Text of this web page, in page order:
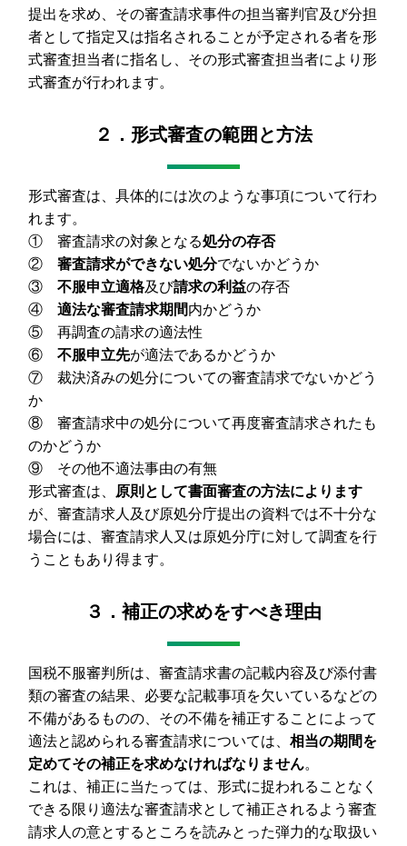
提出を求め、その審査請求事件の担当審判官及び分担
者として指定又は指名されることが予定される者を形
式審査担当者に指名し、その形式審査担当者により形
式審査が行われます。
２．形式審査の範囲と方法
形式審査は、具体的には次のような事項について行わ
れます。
① 審査請求の対象となる処分の存否
②審査請求ができない処分でないかどうか
③不服申立適格及び請求の利益の存否
④適法な審査請求期間内かどうか
⑤ 再調査の請求の適法性
⑥不服申立先が適法であるかどうか
⑦ 裁決済みの処分についての審査請求でないかどう
か
⑧ 審査請求中の処分について再度審査請求されたも
のかどうか
⑨ その他不適法事由の有無
形式審査は、 原則として書面審査の方法によります
が、審査請求人及び原処分庁提出の資料では不十分な
場合には、審査請求人又は原処分庁に対して調査を行
うこともあり得ます。
３．補正の求めをすべき理由
国税不服審判所は、審査請求書の記載内容及び添付書
類の審査の結果、必要な記載事項を欠いているなどの
不備があるものの、その不備を補正することによって
適法と認められる審査請求については、相当の期間を
定めてその補正を求めなければなりません。
これは、補正に当たっては、形式に捉われることなく
できる限り適法な審査請求として補正されるよう審査
請求人の意とするところを読みとった弾力的な取扱い